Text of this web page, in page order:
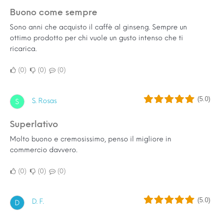
Buono come sempre
Sono anni che acquisto il caffè al ginseng. Sempre un
ottimo prodotto per chi vuole un gusto intenso che ti
ricarica.
0 0 0
S S. Rosas (5.0)
Superlativo
Molto buono e cremosissimo, penso il migliore in
commercio davvero.
0 0 0
D D. F. (5.0)